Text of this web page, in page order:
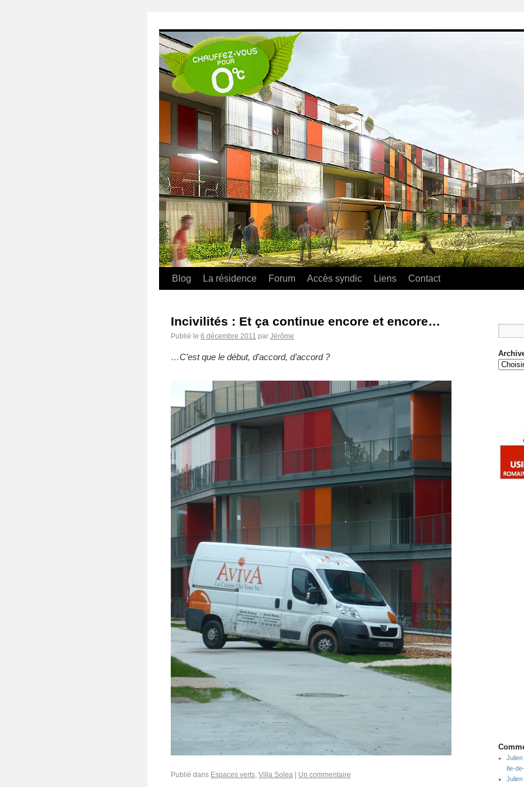
Blog La résidence Forum Accès syndic Liens Contact
Incivilités : Et ça continue encore et encore…
Publié le 6 décembre 2011 par Jérôme
…C’est que le début, d’accord, d’accord ?
Publié dans Espaces verts, Villa Solea Un commentaire
Julien
Ile-
Julien